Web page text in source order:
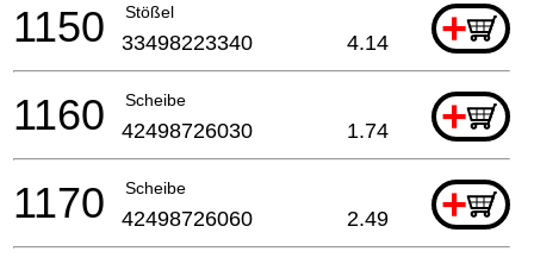
Stößel +
1150 33498223340 4.14
Scheibe +
1160 42498726030 1.74
Scheibe +
1170 42498726060 2.49